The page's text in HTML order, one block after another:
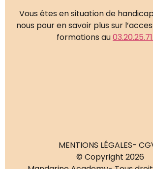
Vous êtes en situation de
nous pour en savoir plus sur
formations au
MENTIONS LÉGALES-
© Copyright 2026